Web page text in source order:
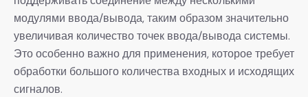
модулями ввода/вывода, таким образом значительно
увеличивая количество точек ввода/вывода системы.
Это особенно важно для применения, которое требует
обработки большого количества входных и исходящих
сигналов.